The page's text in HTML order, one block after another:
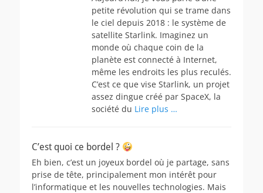
petite révolution qui se trame dans
le ciel depuis 2018 : le système de
satellite Starlink. Imaginez un
monde où chaque coin de la
planète est connecté à Internet,
même les endroits les plus reculés.
C’est ce que vise Starlink, un projet
assez dingue créé par SpaceX, la
société du Lire plus …
C’est quoi ce bordel ?
Eh bien, c’est un joyeux bordel où je partage, sans
prise de tête, principalement mon intérêt pour
l’informatique et les nouvelles technologies. Mais